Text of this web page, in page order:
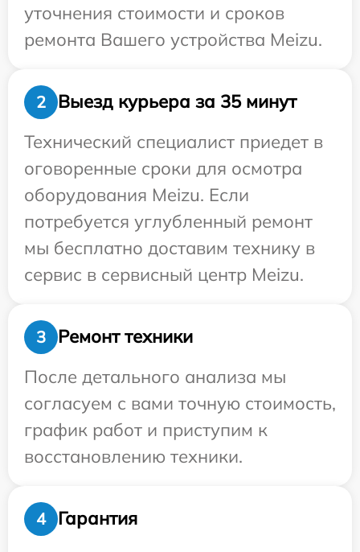
уточнения стоимости и сроков
ремонта Вашего устройства Meizu.
2
Выезд курьера за 35 минут
Технический специалист приедет в
оговоренные сроки для осмотра
оборудования Meizu. Если
потребуется углубленный ремонт
мы бесплатно доставим технику в
сервис в сервисный центр Meizu.
3
Ремонт техники
После детального анализа мы
согласуем с вами точную стоимость,
график работ и приступим к
восстановлению техники.
4
Гарантия